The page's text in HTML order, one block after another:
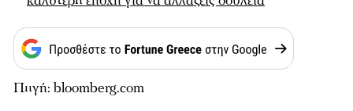
Πηγή: bloomberg.com